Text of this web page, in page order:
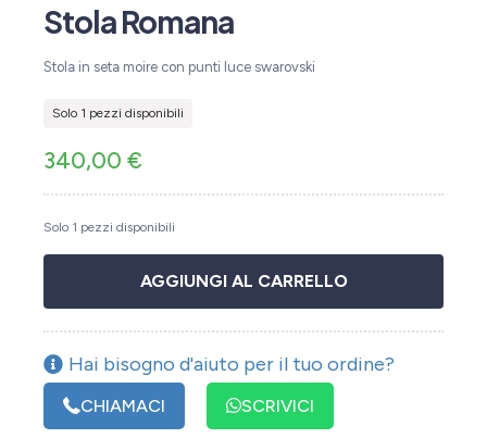
Stola Romana
Stola in seta moire con punti luce swarovski
Solo 1 pezzi disponibili
340,00 €
Solo 1 pezzi disponibili
AGGIUNGI AL CARRELLO
Hai bisogno d'aiuto per il tuo ordine?
CHIAMACI SCRIVICI